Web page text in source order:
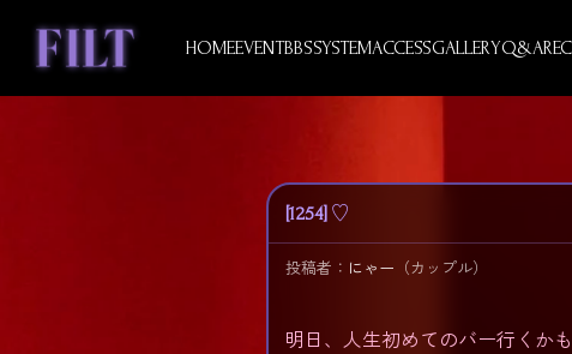
content
HOMEEVENTBBSSYSTEMACCESSGALLERYQ&A
[1254] ♡
投稿者： にゃー （カップル）
明日、人生初めてのバー行くか